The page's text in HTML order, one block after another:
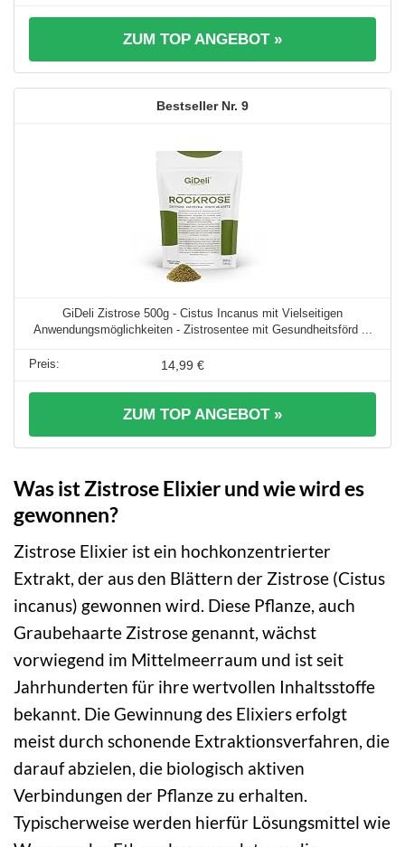
ZUM TOP ANGEBOT »
9
GiDeli Zistrose 500g - Cistus Incanus mit Vielseitigen
Anwendungsmöglichkeiten - Zistrosentee mit Gesundheitsförd ...
14,99 €
ZUM TOP ANGEBOT »
Was ist Zistrose Elixier und wie wird es
gewonnen?
Zistrose Elixier ist ein hochkonzentrierter
Extrakt, der aus den Blättern der Zistrose (Cistus
incanus) gewonnen wird. Diese Pflanze, auch
Graubehaarte Zistrose genannt, wächst
vorwiegend im Mittelmeerraum und ist seit
Jahrhunderten für ihre wertvollen Inhaltsstoffe
bekannt. Die Gewinnung des Elixiers erfolgt
meist durch schonende Extraktionsverfahren, die
darauf abzielen, die biologisch aktiven
Verbindungen der Pflanze zu erhalten.
Typischerweise werden hierfür Lösungsmittel wie